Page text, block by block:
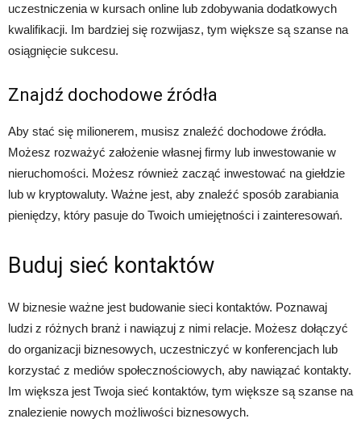
uczestniczenia w kursach online lub zdobywania dodatkowych
kwalifikacji. Im bardziej się rozwijasz, tym większe są szanse na
osiągnięcie sukcesu.
Znajdź dochodowe źródła
Aby stać się milionerem, musisz znaleźć dochodowe źródła.
Możesz rozważyć założenie własnej firmy lub inwestowanie w
nieruchomości. Możesz również zacząć inwestować na giełdzie
lub w kryptowaluty. Ważne jest, aby znaleźć sposób zarabiania
pieniędzy, który pasuje do Twoich umiejętności i zainteresowań.
Buduj sieć kontaktów
W biznesie ważne jest budowanie sieci kontaktów. Poznawaj
ludzi z różnych branż i nawiązuj z nimi relacje. Możesz dołączyć
do organizacji biznesowych, uczestniczyć w konferencjach lub
korzystać z mediów społecznościowych, aby nawiązać kontakty.
Im większa jest Twoja sieć kontaktów, tym większe są szanse na
znalezienie nowych możliwości biznesowych.